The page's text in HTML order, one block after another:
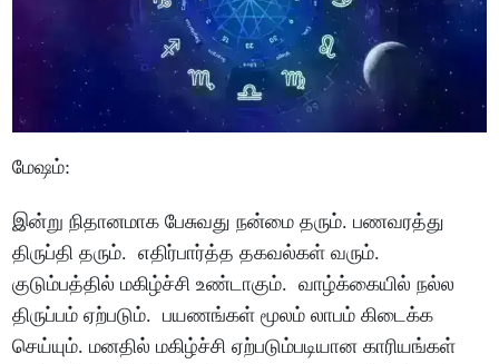
மேஷம்:
இன்று நிதானமாக பேசுவது நன்மை தரும்.பணவரத்து
திருப்தி தரும்.எதிர்பார்த்த தகவல்கள் வரும்.
குடும்பத்தில் மகிழ்ச்சி உண்டாகும்.வாழ்க்கையில் நல்ல
திருப்பம் ஏற்படும்.பயணங்கள் மூலம் லாபம் கிடைக்க
செய்யும்.மனதில் மகிழ்ச்சி ஏற்படும்படியான காரியங்கள்